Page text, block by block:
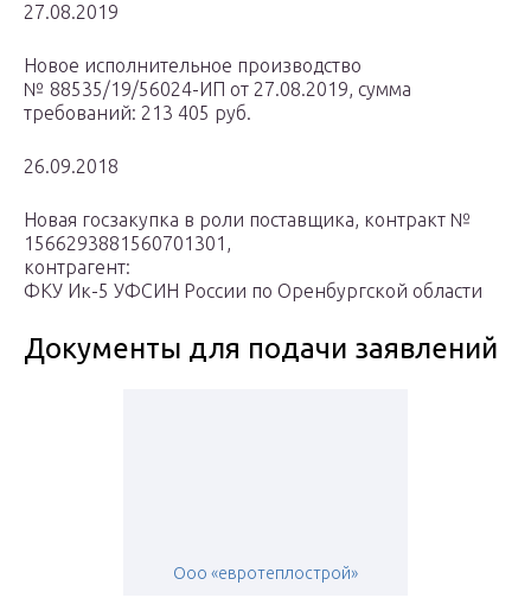
27.08.2019
Новое исполнительное производство
№ 88535/19/56024-ИП от 27.08.2019, сумма
требований: 213 405 руб.
26.09.2018
Новая госзакупка в роли поставщика, контракт №
1566293881560701301,
контрагент:
ФКУ Ик-5 УФСИН России по Оренбургской области
Документы для подачи заявлений
Ооо «евротеплострой»